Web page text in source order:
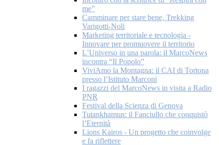
me”
Camminare per stare bene, Trekking
Varigotti-Noli
Marketing territoriale e tecnologia -
Innovare per promuovere il territorio
L’Universo in una parola: il MarcoNews
incontra “Il Popolo”
ViviAmo la Montagna: il CAI di Tortona
presso l’Istituto Marconi
I ragazzi del MarcoNews in visita a Radio
PNR
Festival della Scienza di Genova
Tutankhamun: il Fanciullo che conquistò
l’Eternità
Lions Kairos - Un progetto che coinvolge
e fa riflettere